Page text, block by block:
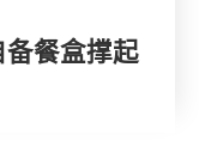
备餐盒撑起